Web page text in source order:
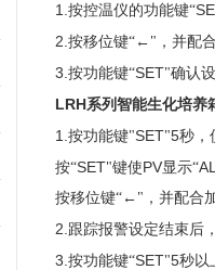
1. 按控温仪的功能键“
2. 按移位键“←"，并
3. 按功能键“SET"确认设
LRH系列智能生化培养
1. 按功能键"SET"5秒
按“SET"键使PV显示“
按移位键“←"，并配合
2. 跟踪报警设定结束后
3. 按功能键“SET"5秒以